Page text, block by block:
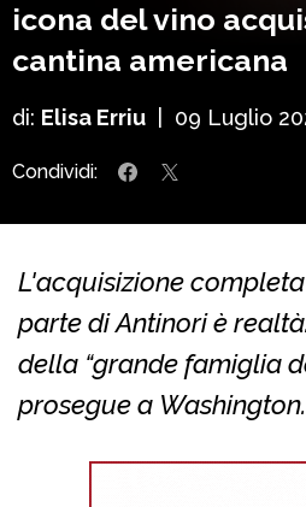
icona del vino
cantina americana
di: Elisa Erriu 09 Luglio
Condividi:
L'acquisizione
parte di Antinori è
della “grande famiglia
prosegue a Washington.